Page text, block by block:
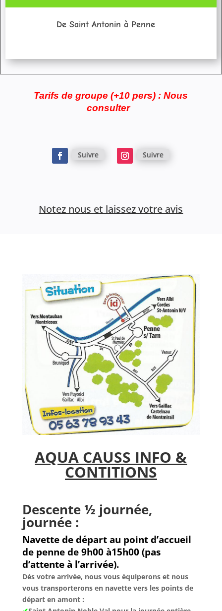
De Saint Antonin à Penne
Tarifs de groupe (+10 pers) : Nous
consulter
Suivre Suivre
Notez nous et laissez votre avis
AQUA CAUSS INFO &
CONTITIONS
Descente ½ journée,
journée :
Navette de départ au point d’accueil
de penne de 9h00 à15h00 (pas
d’attente à l’arrivée).
Dés votre arrivée, nous vous équiperons et nous
vous transporterons en navette vers les points de
départ en amont :